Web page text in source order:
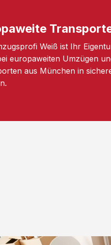
Weiß ist Ihr
europaweiten Umzügen
aus München in